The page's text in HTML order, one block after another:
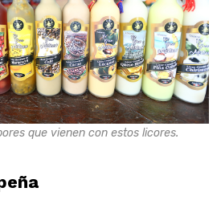
que vienen con estos licores.